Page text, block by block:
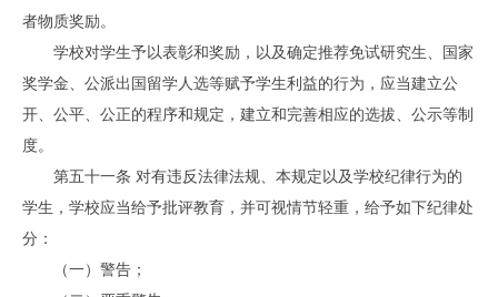
者物质奖励。
学校对学生予以表彰和奖励，以及确定推荐免试研究生、国家
奖学金、公派出国留学人选等赋予学生利益的行为，应当建立公
开、公平、公正的程序和规定，建立和完善相应的选拔、公示等制
度。
第五十一条 对有违反法律法规、本规定以及学校纪律行为的
学生，学校应当给予批评教育，并可视情节轻重，给予如下纪律处
分：
（一）警告；